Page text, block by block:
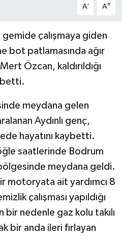
A- A+
çalışmaya giden
bot patlamasında ağır
Özcan, kaldırıldığı
meydana gelen
Aydınlı genç,
hayatını kaybetti.
saatlerinde Bodrum
meydana geldi.
motoryata ait yardımcı 8
çalışması yapıldığı
bir nedenle gaz kolu takılı
bir anda ileri fırlayan